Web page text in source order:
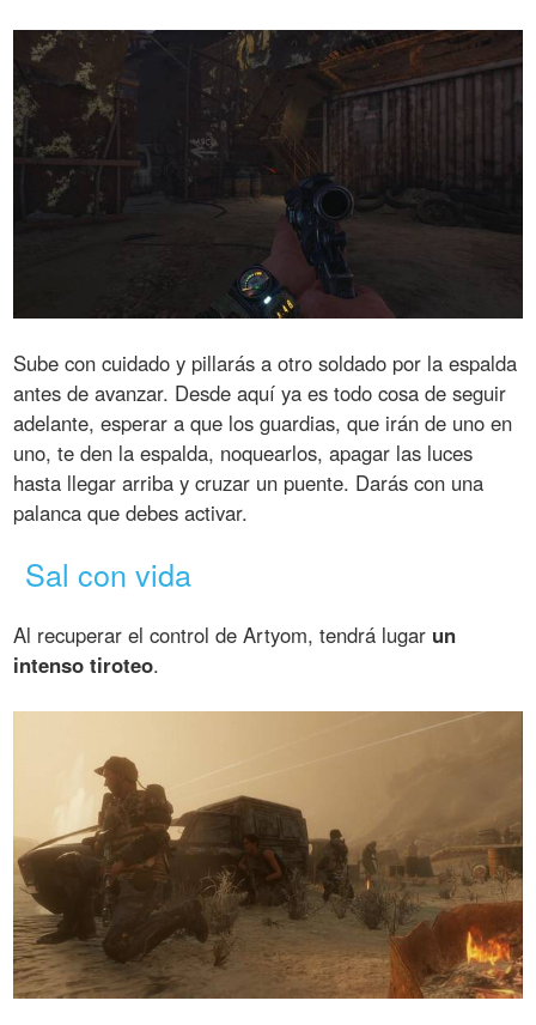
Sube con cuidado y pillarás a otro soldado por la espalda
antes de avanzar. Desde aquí ya es todo cosa de seguir
adelante, esperar a que los guardias, que irán de uno en
uno, te den la espalda, noquearlos, apagar las luces
hasta llegar arriba y cruzar un puente. Darás con una
palanca que debes activar.
Sal con vida
Al recuperar el control de Artyom, tendrá lugar un
intenso tiroteo.